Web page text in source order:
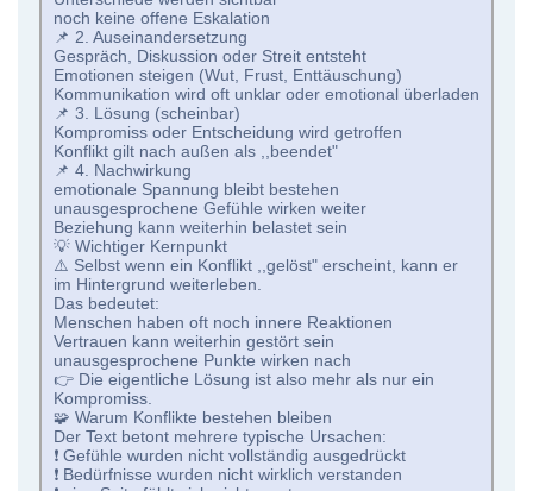
noch keine offene Eskalation
📌 2. Auseinandersetzung
Gespräch, Diskussion oder Streit entsteht
Emotionen steigen (Wut, Frust, Enttäuschung)
Kommunikation wird oft unklar oder emotional überladen
📌 3. Lösung (scheinbar)
Kompromiss oder Entscheidung wird getroffen
Konflikt gilt nach außen als ,,beendet"
📌 4. Nachwirkung
emotionale Spannung bleibt bestehen
unausgesprochene Gefühle wirken weiter
Beziehung kann weiterhin belastet sein
💡 Wichtiger Kernpunkt
⚠️ Selbst wenn ein Konflikt ,,gelöst" erscheint, kann er
im Hintergrund weiterleben.
Das bedeutet:
Menschen haben oft noch innere Reaktionen
Vertrauen kann weiterhin gestört sein
unausgesprochene Punkte wirken nach
👉 Die eigentliche Lösung ist also mehr als nur ein
Kompromiss.
🧩 Warum Konflikte bestehen bleiben
Der Text betont mehrere typische Ursachen:
❗ Gefühle wurden nicht vollständig ausgedrückt
❗ Bedürfnisse wurden nicht wirklich verstanden